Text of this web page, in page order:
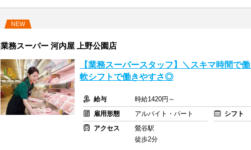
NEW
業務スーパー 河内屋 上野公園店
【業務スーパースタッフ】＼スキマ時間で
軟シフトで働きやすさ◎
給与
時給1420円～
雇用形態
アルバイト・パート シフト
アクセス
鶯谷駅
徒歩2分